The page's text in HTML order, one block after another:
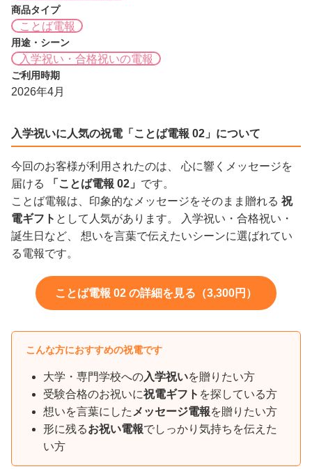
商品タイプ
ことば電報
用途・シーン
入学祝い・合格祝いの電報
ご利用時期
2026年4月
入学祝いに人気の祝電「ことば電報 02」について
今回のお客様が利用されたのは、 心に響くメッセージを
届ける
「ことば電報 02」 です。
ことば電報は、印象的なメッセージをそのまま贈れる 祝
電ギフト として人気があります。 入学祝い・合格祝い・
誕生日など、 想いを言葉で伝えたいシーンに選ばれてい
る電報です。
ことば電報 02 の詳細を見る（3,300円）
こんな方におすすめの祝電です
大学・専門学校への入学祝いを贈りたい方
受験合格のお祝いに祝電ギフト を探している方
想いを言葉にした メッセージ電報を贈りたい方
形に残るお祝い電報でしっかり気持ちを伝えた
い方